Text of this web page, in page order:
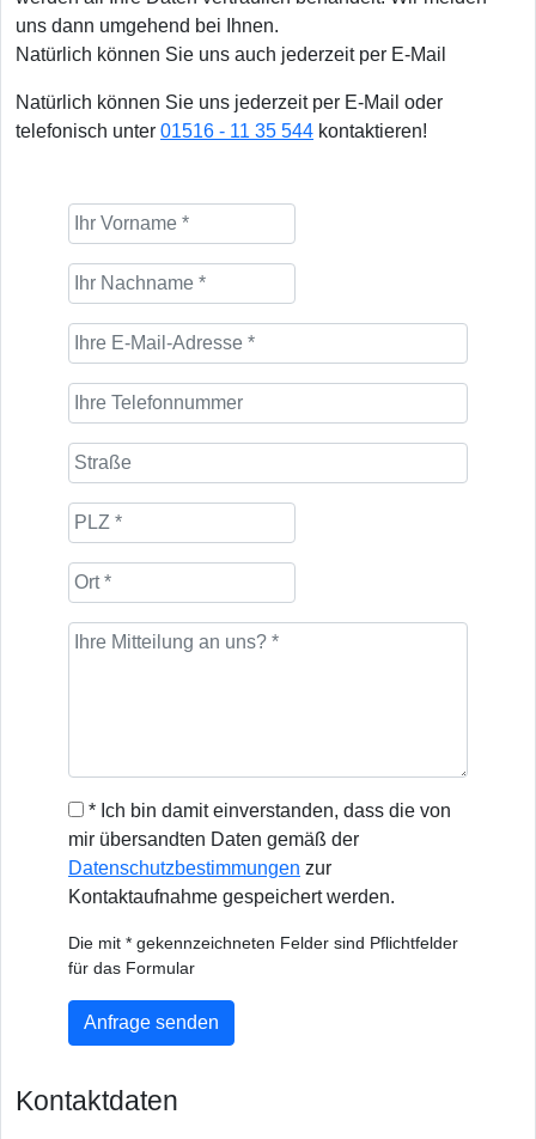
uns dann umgehend bei Ihnen.
Natürlich können Sie uns auch jederzeit per E-Mail
Natürlich können Sie uns jederzeit per E-Mail oder
telefonisch unter 01516 - 11 35 544 kontaktieren!
* Ich bin damit einverstanden, dass die von
mir übersandten Daten gemäß der
Datenschutzbestimmungen zur
Kontaktaufnahme gespeichert werden.
Die mit * gekennzeichneten Felder sind Pflichtfelder
für das Formular
Anfrage senden
Kontaktdaten